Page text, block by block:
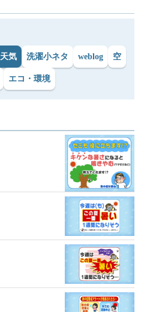
天気 洗濯小ネタ weblog 空
エコ・環境